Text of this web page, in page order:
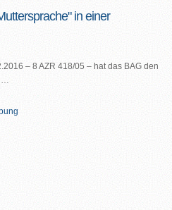
in einer
– 8 AZR 418/05 – hat das BAG den